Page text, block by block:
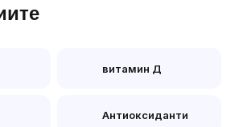
витамин Д
Антиоксиданти